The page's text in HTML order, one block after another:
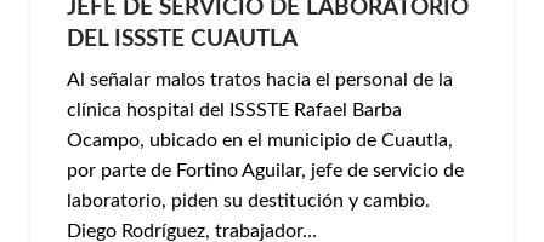
JEFE DE SERVICIO DE LABORATORIO
DEL ISSSTE CUAUTLA
Al señalar malos tratos hacia el personal de la
clínica hospital del ISSSTE Rafael Barba
Ocampo, ubicado en el municipio de Cuautla,
por parte de Fortino Aguilar, jefe de servicio de
laboratorio, piden su destitución y cambio.
Diego Rodríguez, trabajador…